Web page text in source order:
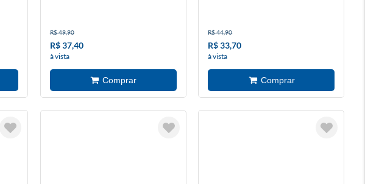
R$ 49,90
R$ 37,40
à vista
R$ 44,90
R$ 33,70
à vista